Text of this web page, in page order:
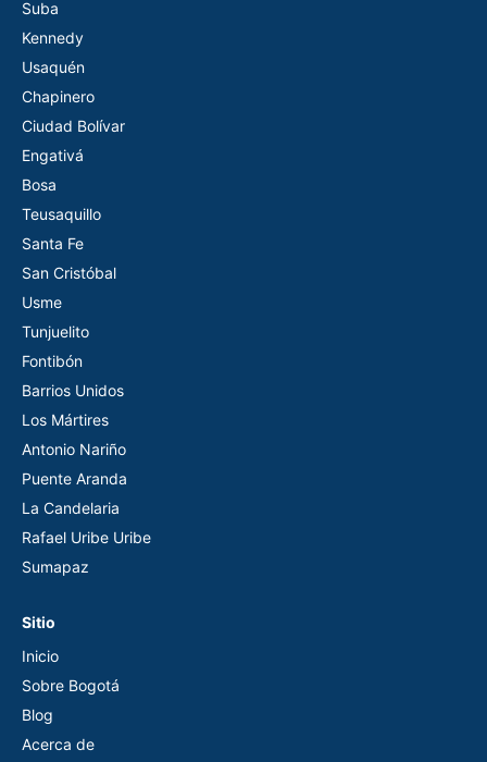
Suba
Kennedy
Usaquén
Chapinero
Ciudad Bolívar
Engativá
Bosa
Teusaquillo
Santa Fe
San Cristóbal
Usme
Tunjuelito
Fontibón
Barrios Unidos
Los Mártires
Antonio Nariño
Puente Aranda
La Candelaria
Rafael Uribe Uribe
Sumapaz
Sitio
Inicio
Sobre Bogotá
Blog
Acerca de